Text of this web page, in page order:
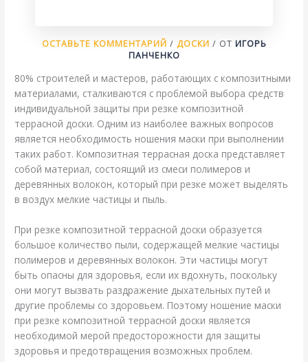
ОСТАВЬТЕ КОММЕНТАРИЙ / ДОСКИ / ОТ ИГОРЬ
ПАНЧЕНКО
80% строителей и мастеров, работающих с композитными
материалами, сталкиваются с проблемой выбора средств
индивидуальной защиты при резке композитной
террасной доски. Одним из наиболее важных вопросов
является необходимость ношения маски при выполнении
таких работ. Композитная террасная доска представляет
собой материал, состоящий из смеси полимеров и
деревянных волокон, который при резке может выделять
в воздух мелкие частицы и пыль.
При резке композитной террасной доски образуется
большое количество пыли, содержащей мелкие частицы
полимеров и деревянных волокон. Эти частицы могут
быть опасны для здоровья, если их вдохнуть, поскольку
они могут вызвать раздражение дыхательных путей и
другие проблемы со здоровьем. Поэтому ношение маски
при резке композитной террасной доски является
необходимой мерой предосторожности для защиты
здоровья и предотвращения возможных проблем.